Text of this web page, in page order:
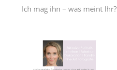
Ich mag ihn – was meint Ihr?